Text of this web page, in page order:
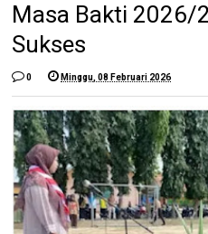
Masa Bakti 2026/
Sukses
0 Minggu, 08 Februari 2026